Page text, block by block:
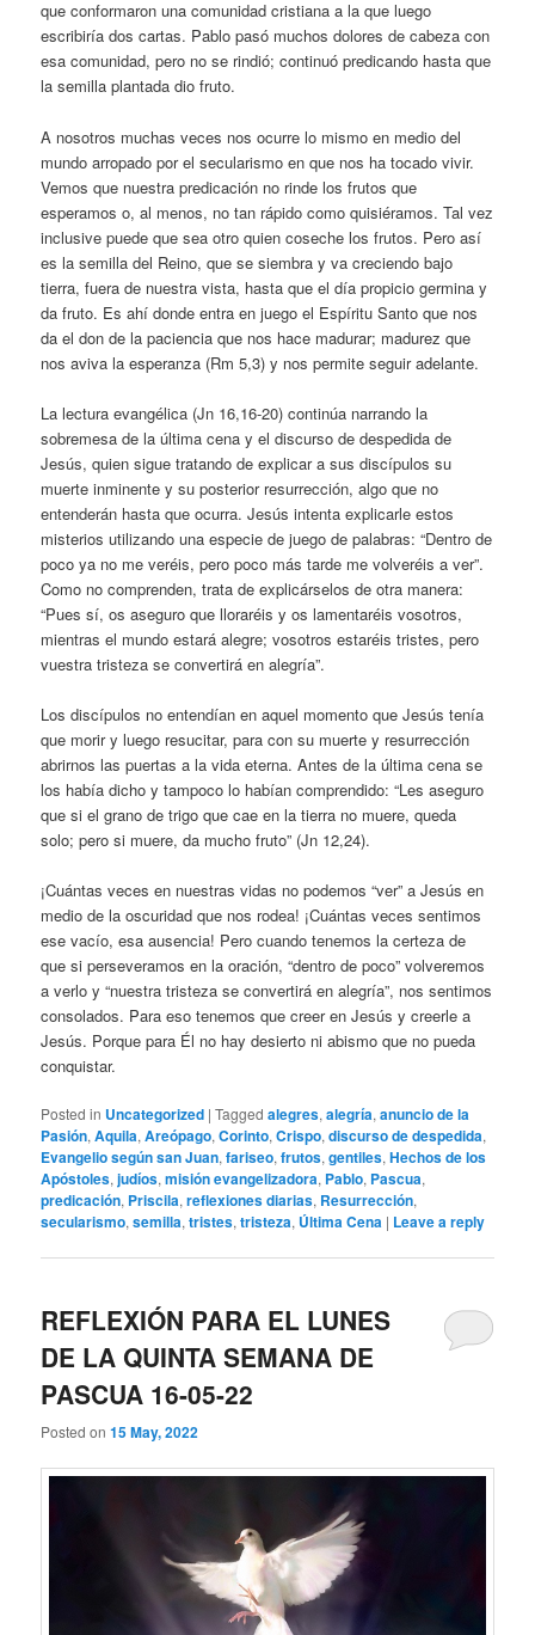
que conformaron una comunidad cristiana a la que luego
escribiría dos cartas. Pablo pasó muchos dolores de cabeza con
esa comunidad, pero no se rindió; continuó predicando hasta que
la semilla plantada dio fruto.
A nosotros muchas veces nos ocurre lo mismo en medio del
mundo arropado por el secularismo en que nos ha tocado vivir.
Vemos que nuestra predicación no rinde los frutos que
esperamos o, al menos, no tan rápido como quisiéramos. Tal vez
inclusive puede que sea otro quien coseche los frutos. Pero así
es la semilla del Reino, que se siembra y va creciendo bajo
tierra, fuera de nuestra vista, hasta que el día propicio germina y
da fruto. Es ahí donde entra en juego el Espíritu Santo que nos
da el don de la paciencia que nos hace madurar; madurez que
nos aviva la esperanza (Rm 5,3) y nos permite seguir adelante.
La lectura evangélica (Jn 16,16-20) continúa narrando la
sobremesa de la última cena y el discurso de despedida de
Jesús, quien sigue tratando de explicar a sus discípulos su
muerte inminente y su posterior resurrección, algo que no
entenderán hasta que ocurra. Jesús intenta explicarle estos
misterios utilizando una especie de juego de palabras: “Dentro de
poco ya no me veréis, pero poco más tarde me volveréis a ver”.
Como no comprenden, trata de explicárselos de otra manera:
“Pues sí, os aseguro que lloraréis y os lamentaréis vosotros,
mientras el mundo estará alegre; vosotros estaréis tristes, pero
vuestra tristeza se convertirá en alegría”.
Los discípulos no entendían en aquel momento que Jesús tenía
que morir y luego resucitar, para con su muerte y resurrección
abrirnos las puertas a la vida eterna. Antes de la última cena se
los había dicho y tampoco lo habían comprendido: “Les aseguro
que si el grano de trigo que cae en la tierra no muere, queda
solo; pero si muere, da mucho fruto” (Jn 12,24).
¡Cuántas veces en nuestras vidas no podemos “ver” a Jesús en
medio de la oscuridad que nos rodea! ¡Cuántas veces sentimos
ese vacío, esa ausencia! Pero cuando tenemos la certeza de
que si perseveramos en la oración, “dentro de poco” volveremos
a verlo y “nuestra tristeza se convertirá en alegría”, nos sentimos
consolados. Para eso tenemos que creer en Jesús y creerle a
Jesús. Porque para Él no hay desierto ni abismo que no pueda
conquistar.
Posted in Uncategorized |Tagged alegres,alegría,anuncio de la
Pasión,Aquila,Areópago,Corinto,Crispo,discurso de despedida,
Evangelio según san Juan,fariseo,frutos,gentiles,Hechos de los
Apóstoles,judíos,misión evangelizadora, Pablo, Pascua,
predicación, Priscila,reflexiones diarias, Resurrección,
secularismo,semilla,tristes,tristeza, Última Cena | Leave a reply
REFLEXIÓN PARA EL LUNES
DE LA QUINTA SEMANA DE
PASCUA 16-05-22
Posted on15 May, 2022